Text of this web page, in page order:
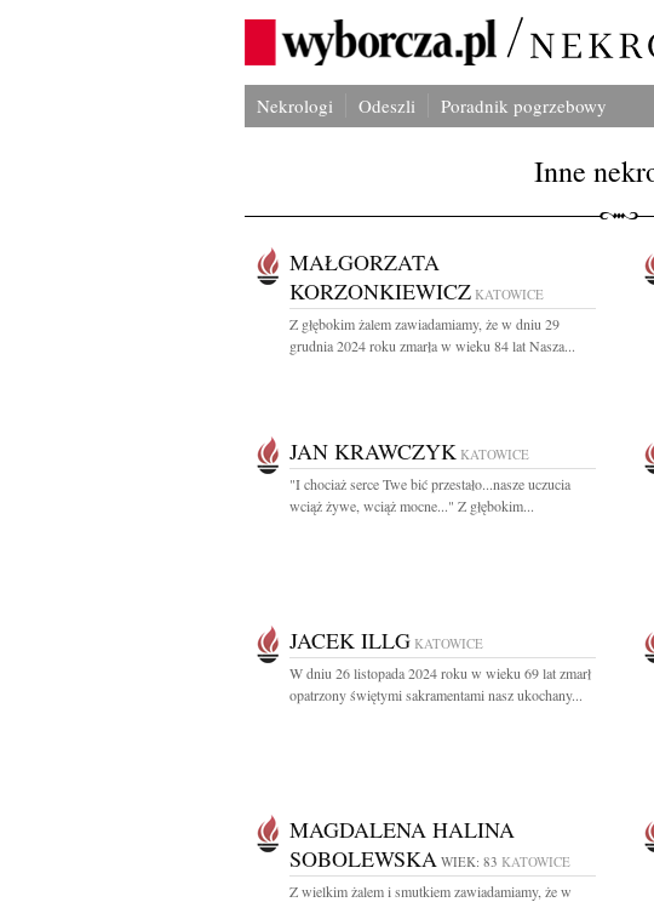
Nekrologi Odeszli Poradnik pogrzebowy
Inne
MAŁGORZATA
KORZONKIEWICZ KATOWICE
Z głębokim żalem zawiadamiamy, że w dniu 29
grudnia 2024 roku zmarła w wieku 84 lat Nasza...
JAN KRAWCZYK KATOWICE
"I chociaż serce Twe bić przestało...nasze uczucia
wciąż żywe, wciąż mocne..." Z głębokim...
JACEK ILLG KATOWICE
W dniu 26 listopada 2024 roku w wieku 69 lat zmarł
opatrzony świętymi sakramentami nasz ukochany...
MAGDALENA HALINA
SOBOLEWSKA WIEK: 83 KATOWICE
Z wielkim żalem i smutkiem zawiadamiamy, że w